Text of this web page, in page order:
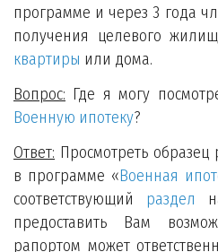
программе и через 3 года
получения целевого
квартиры или дома.
Вопрос: Где я могу
Военную ипотеку?
Ответ: Просмотреть
в программе «Военная
соответствующий раздел
предоставить Вам
рапортом может